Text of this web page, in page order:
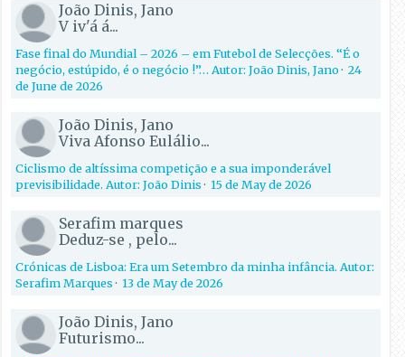
João Dinis, Jano
V iv'á á...
Fase final do Mundial – 2026 – em Futebol de Selecções. “É o
negócio, estúpido, é o negócio !”… Autor: João Dinis, Jano·24
de June de 2026
João Dinis, Jano
Viva Afonso Eulálio...
Ciclismo de altíssima competição e a sua imponderável
previsibilidade. Autor: João Dinis·15 de May de 2026
Serafim marques
Deduz-se , pelo...
Crónicas de Lisboa: Era um Setembro da minha infância. Autor:
Serafim Marques·13 de May de 2026
João Dinis, Jano
Futurismo...